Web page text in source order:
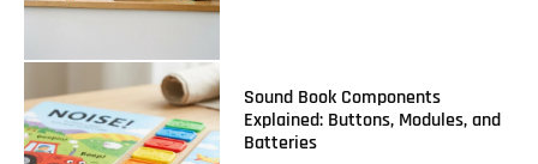
Sound Book Components
Explained: Buttons, Modules, and
Batteries